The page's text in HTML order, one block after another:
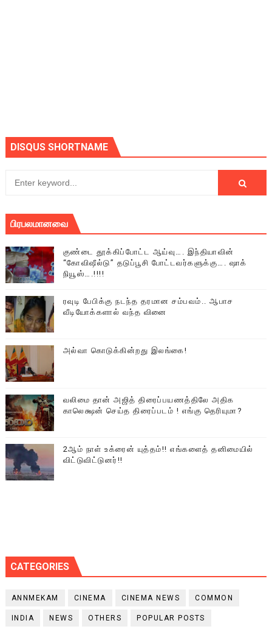
DISQUS SHORTNAME
பிரபலமானவை
குண்டை தூக்கிப்போட்ட ஆய்வு…. இந்தியாவின்
“கோவிஷீல்டு” தடுப்பூசி போட்டவர்களுக்கு…. ஷாக்
நியூஸ்….!!!!
ரவுடி பேபிக்கு நடந்த தரமான சம்பவம்.. ஆபாச
வீடியோக்களால் வந்த வினை
அல்வா கொடுக்கின்றது இலங்கை!
வலிமை தான் அஜித் திரைப்பயணத்திலே அதிக
காலெக்ஷன் செய்த திரைப்படம் ! எங்கு தெரியுமா?
2ஆம் நாள் உக்ரைன் யுத்தம்!! எங்களைத் தனிமையில்
விட்டுவிட்டுனர்!!
CATEGORIES
ANNMEKAM CINEMA CINEMA NEWS COMMON
INDIA NEWS OTHERS POPULAR POSTS